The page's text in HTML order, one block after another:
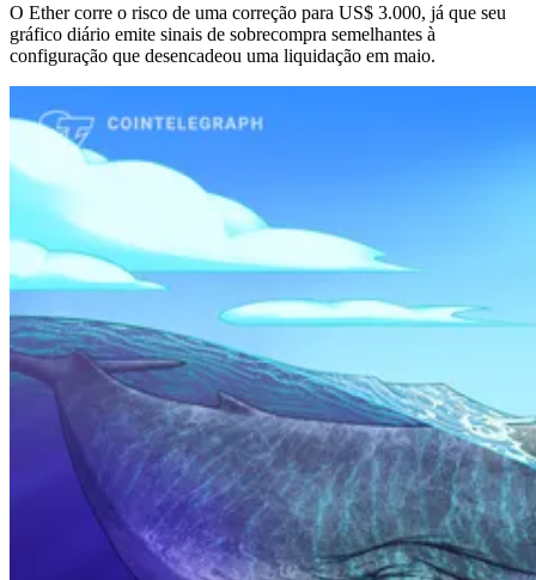
O Ether corre o risco de uma correção para US$ 3.000, já que seu
gráfico diário emite sinais de sobrecompra semelhantes à
configuração que desencadeou uma liquidação em maio.